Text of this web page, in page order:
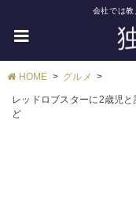
会社では
HOME グルメ
レッドロブスターに2歳児
ど